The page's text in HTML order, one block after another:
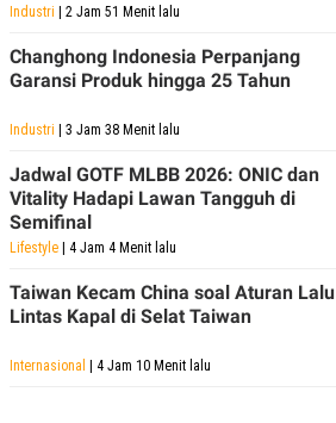
Industri | 2 Jam 51 Menit lalu
Changhong Indonesia Perpanjang
Garansi Produk hingga 25 Tahun
Industri | 3 Jam 38 Menit lalu
Jadwal GOTF MLBB 2026: ONIC dan
Vitality Hadapi Lawan Tangguh di
Semifinal
Lifestyle | 4 Jam 4 Menit lalu
Taiwan Kecam China soal Aturan Lalu
Lintas Kapal di Selat Taiwan
Internasional | 4 Jam 10 Menit lalu